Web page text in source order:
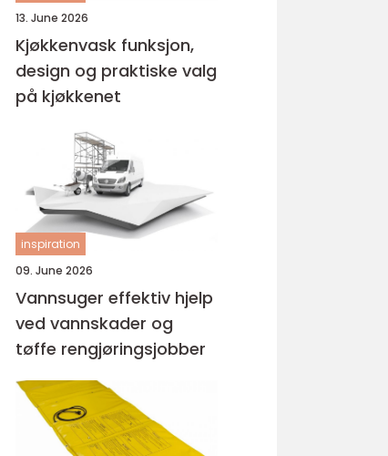
13. June 2026
Kjøkkenvask funksjon,
design og praktiske valg
på kjøkkenet
inspiration
09. June 2026
Vannsuger effektiv hjelp
ved vannskader og
tøffe rengjøringsjobber